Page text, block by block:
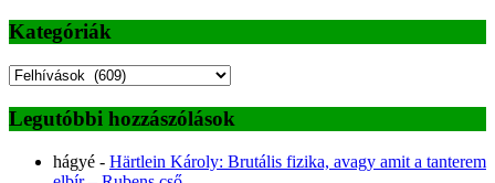
Kategóriák
Kategóriák
Legutóbbi hozzászólások
hágyé - Härtlein Károly: Brutális fizika, avagy amit a tanterem